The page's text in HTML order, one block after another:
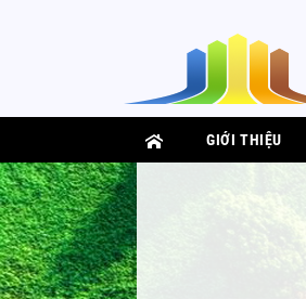
GIỚI THIỆU